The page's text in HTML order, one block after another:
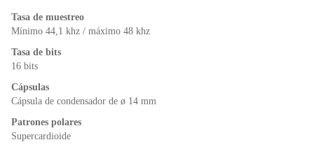
o
k y
Tasa de muestreo
Mínimo 44,1 khz / máximo 48 khz
Tasa de bits
16 bits
Cápsulas
Cápsula de condensador de ø 14 mm
Patrones polares
Supercardioide